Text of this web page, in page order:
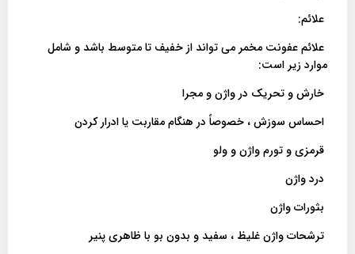
علائم:
علائم عفونت مخمر می تواند از خفیف تا متوسط ​​باشد و شامل
موارد زیر است:
خارش و تحریک در واژن و مجرا
احساس سوزش ، خصوصاً در هنگام مقاربت یا ادرار کردن
قرمزی و تورم واژن و ولو
درد واژن
بثورات واژن
ترشحات واژن غلیظ ، سفید و بدون بو با ظاهری پنیر